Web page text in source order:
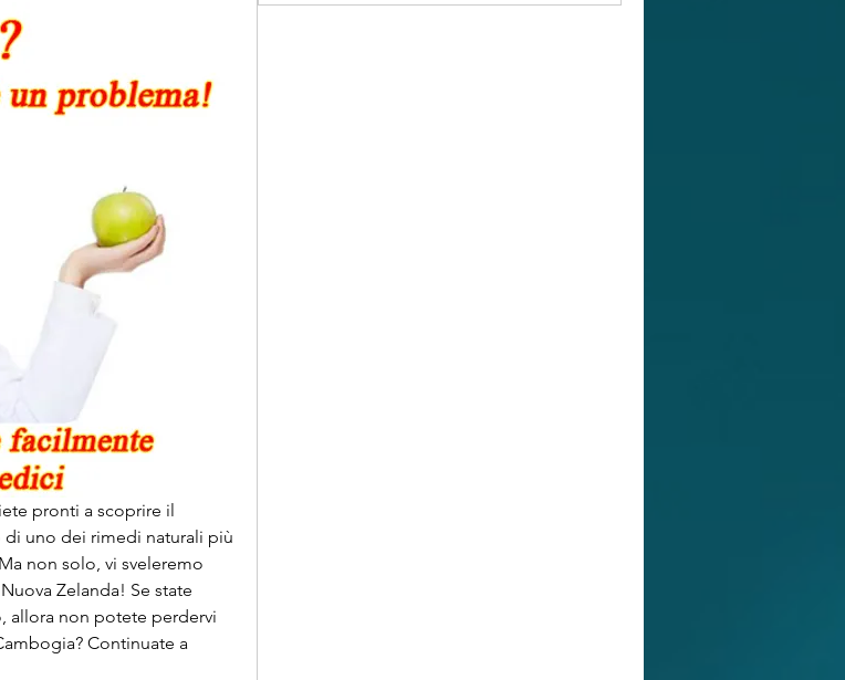
pronti a scoprire il
di uno dei rimedi naturali più
non solo, vi sveleremo
Zelanda! Se state
allora non potete perdervi
Continuate a